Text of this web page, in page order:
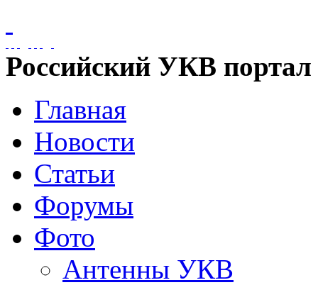
Российский УКВ портал
Главная
Новости
Статьи
Форумы
Фото
Антенны УКВ